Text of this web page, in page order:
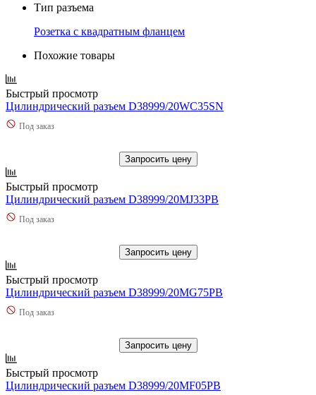
Тип разъема
Розетка с квадратным фланцем
Похожие товары
Быстрый просмотр
Цилиндрический разъем D38999/20WC35SN
Под заказ
Запросить цену
Быстрый просмотр
Цилиндрический разъем D38999/20MJ33PB
Под заказ
Запросить цену
Быстрый просмотр
Цилиндрический разъем D38999/20MG75PB
Под заказ
Запросить цену
Быстрый просмотр
Цилиндрический разъем D38999/20MF05PB